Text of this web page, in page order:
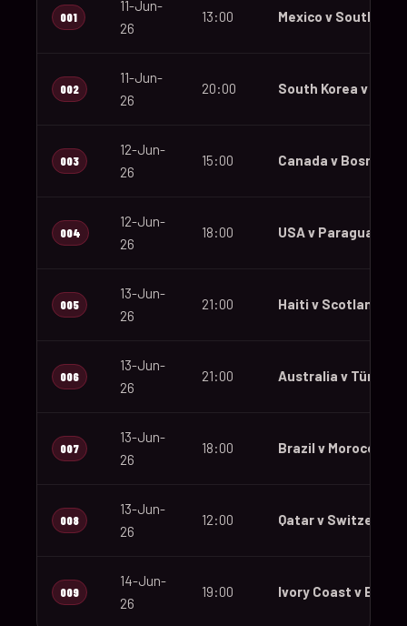
001
11-Jun-
26
13:00 Mexico v South
002
11-Jun-
26
20:00 South Korea v
003
12-Jun-
26
15:00 Canada v Bosnia
004
12-Jun-
26
18:00 USA v Paraguay
005
13-Jun-
26
21:00 Haiti v Scotland
006
13-Jun-
26
21:00 Australia v Türkiye
007
13-Jun-
26
18:00 Brazil v Morocco
008
13-Jun-
26
12:00 Qatar v Switzerland
009
14-Jun-
26
19:00 Ivory Coast v